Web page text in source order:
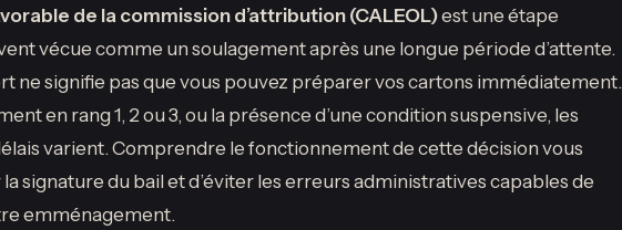
de la commission d’attribution (CALEOL)est une étape
vécue comme un soulagement après une longue période d’attente.
ne signifie pas que vous pouvez préparer vos cartons immédiatement.
en rang 1, 2 ou 3, ou la présence d’une condition suspensive, les
varient. Comprendre le fonctionnement de cette décision vous
signature du bail et d’éviter les erreurs administratives capables de
emménagement.